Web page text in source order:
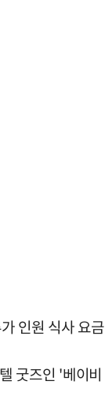
인원 식사
굿즈인 '베이